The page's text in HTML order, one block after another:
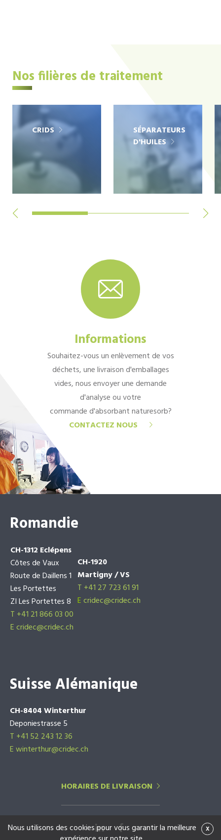
Nos filières de traitement
CRIDS
SÉPARATEURS
D'HUILES
Informations
Souhaitez-vous un enlèvement de vos
déchets, une livraison d'emballages
vides, nous envoyer une demande
d'analyse ou votre
commande d'absorbant naturesorb?
CONTACTEZ NOUS
Romandie
CH-1312 Eclépens
Côtes de Vaux
Route de Daillens 1
Les Portettes
ZI Les Portettes 8
T +41 21 866 03 00
Ecridec@cridec.ch
CH-1920
Martigny / VS
T +41 27 723 61 91
Ecridec@cridec.ch
Suisse Alémanique
CH-8404 Winterthur
Deponiestrasse 5
T +41 52 243 12 36
E winterthur@cridec.ch
HORAIRES DE LIVRAISON
x
Nous utilisons des cookies pour vous garantir la meilleure